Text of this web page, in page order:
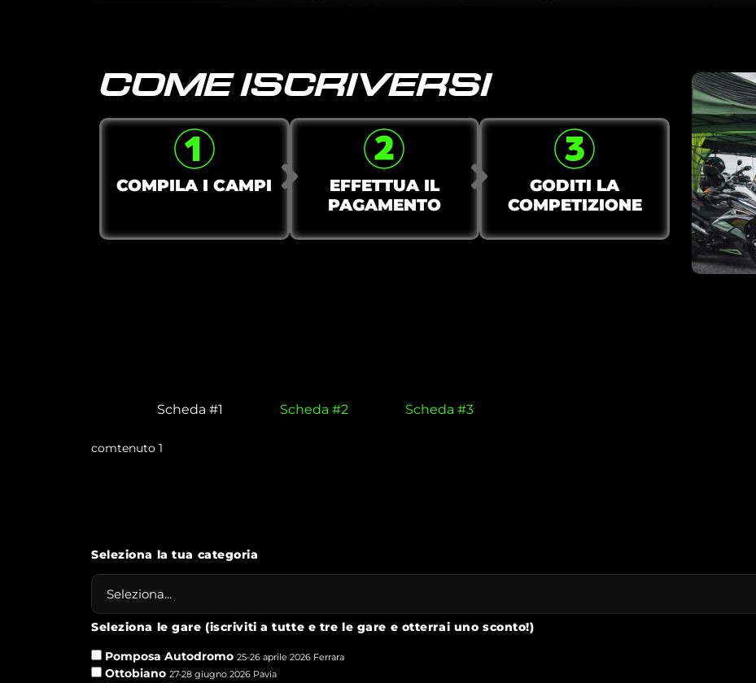
COME ISCRIVERSI
COMPILA I CAMPI
EFFETTUA IL
PAGAMENTO
GODITI LA
COMPETIZIONE
Scheda #1 Scheda #2 Scheda #3
comtenuto 1
Seleziona la tua categoria
Seleziona le gare (iscriviti a tutte e tre le gare e otterrai uno sconto!)
Pomposa Autodromo 25-26 aprile 2026 Ferrara
Ottobiano 27-28 giugno 2026 Pavia